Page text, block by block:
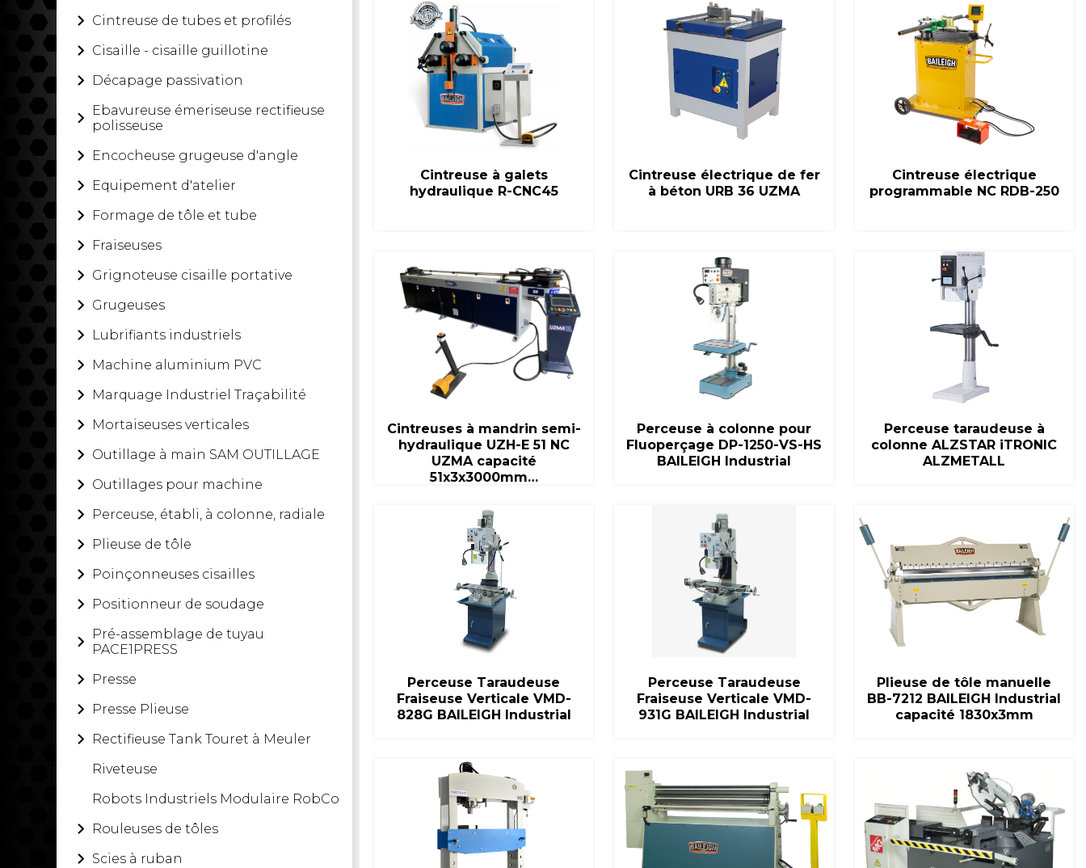
PRO-DIS, un vrai partenaire
PRO-DIS Machines-Outils avec sa large gamme de machines pour le travail des métaux ferreux et
non ferreux vous conseille, qualifie votre besoin, fait des propositions alternatives ou complémentaires,
étudie votre cahier des charges, vient en appui technique à ses partenaires revendeurs sur tout le
territoire national et les pays francophones. PRO-DIS Machines-Outils assure également les mises en
routes, les formations, les maintenances préventives et les interventions de SAV, où que vous soyez.
PRO-DIS Machines-Outils
a sélectionné avec les années les fabricants de qualités, Européen,
Américain et Asiatique pour votre meilleure satisfaction. Avec des machines modernes répondant aux
dernières normes elle sont toutes d’un très bon rapport qualité prix. Ce grand choix de machines vous
permet d’avoir la meilleure déclinaison pour votre besoin.
En savoir plus
Cintreuse de tubes et profilés
Cisaille - cisaille guillotine
Décapage passivation
Ebavureuse émeriseuse rectifieuse
polisseuse
Encocheuse grugeuse d'angle
Equipement d'atelier
Formage de tôle et tube
Fraiseuses
Grignoteuse cisaille portative
Grugeuses
Lubrifiants industriels
Machine aluminium PVC
Marquage Industriel Traçabilité
Mortaiseuses verticales
Outillage à main SAM OUTILLAGE
Outillages pour machine
Perceuse, établi, à colonne, radiale
Plieuse de tôle
Poinçonneuses cisailles
Positionneur de soudage
Pré-assemblage de tuyau
PACE1PRESS
Presse
Presse Plieuse
Rectifieuse Tank Touret à Meuler
Riveteuse
Robots Industriels Modulaire RobCo
Rouleuses de tôles
Scies à ruban
Cintreuse à galets
hydraulique R-CNC45
Cintreuse électrique de fer
à béton URB 36 UZMA
Cintreuse électrique
programmable NC RDB-250
Cintreuses à mandrin semi-
hydraulique UZH-E 51 NC
UZMA capacité
51x3x3000mm…
Perceuse à colonne pour
Fluoperçage DP-1250-VS-HS
BAILEIGH Industrial
Perceuse taraudeuse à
colonne ALZSTAR iTRONIC
ALZMETALL
Perceuse Taraudeuse
Fraiseuse Verticale VMD-
828G BAILEIGH Industrial
Perceuse Taraudeuse
Fraiseuse Verticale VMD-
931G BAILEIGH Industrial
Plieuse de tôle manuelle
BB-7212 BAILEIGH Industrial
capacité 1830x3mm